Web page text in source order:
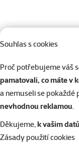
Souhlas s cookies
Proč potřebujeme váš
pamatovali, co máte v
a nemuseli se pokaždé
nevhodnou reklamou.
Děkujeme,k vašim
Zásady použití cookies
Filtrovat